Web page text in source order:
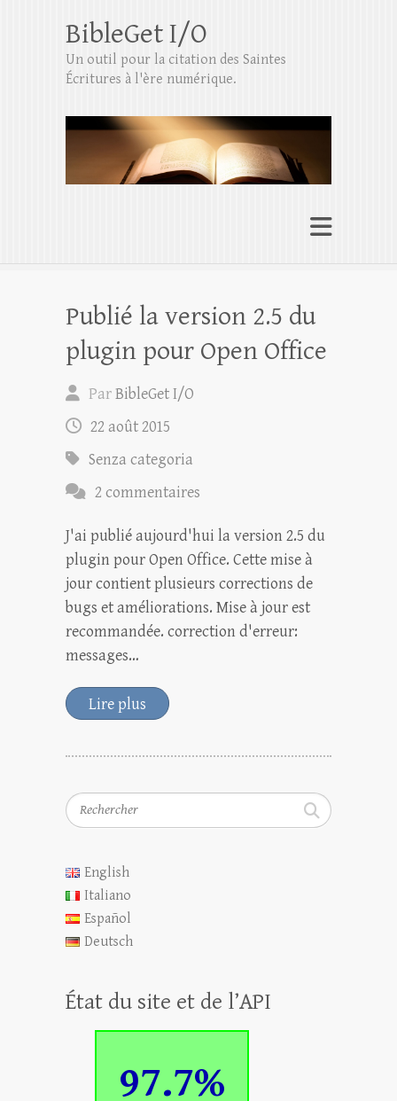
BibleGet I/O
Un outil pour la citation des Saintes
Écritures à l'ère numérique.
Publié la version 2.5 du
plugin pour Open Office
ParBibleGet I/O
22 août 2015
Senza categoria
2 commentaires
J'ai publié aujourd'hui la version 2.5 du
plugin pour Open Office. Cette mise à
jour contient plusieurs corrections de
bugs et améliorations. Mise à jour est
recommandée. correction d'erreur:
messages…
Lire plus
Rechercher
English
Italiano
Español
Deutsch
État du site et de l’API
97.7%